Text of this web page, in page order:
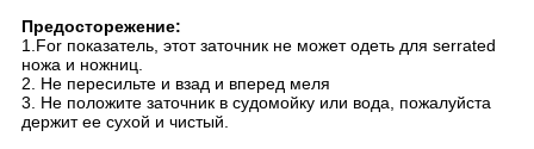
Предосторежение:
1.For показатель, этот заточник не может одеть для serrated
ножа и ножниц.
2. Не пересильте и взад и вперед меля
3. Не положите заточник в судомойку или вода, пожалуйста
держит ее сухой и чистый.